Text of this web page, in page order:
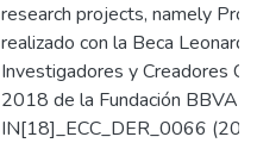
research projects, namely
realizado con la Beca
Investigadores y Creadores
2018 de la Fundación BBVA
IN[18]_ECC_DER_0066